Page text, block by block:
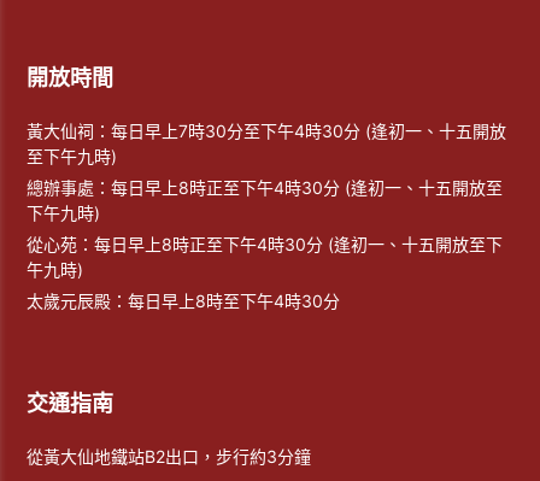
開放時間
黃大仙祠：每日早上7時30分至下午4時30分 (逢初一、十五開放
至下午九時)
總辦事處：每日早上8時正至下午4時30分 (逢初一、十五開放至
下午九時)
從心苑：每日早上8時正至下午4時30分 (逢初一、十五開放至下
午九時)
太歲元辰殿：每日早上8時至下午4時30分
交通指南
從黃大仙地鐵站B2出口，步行約3分鐘